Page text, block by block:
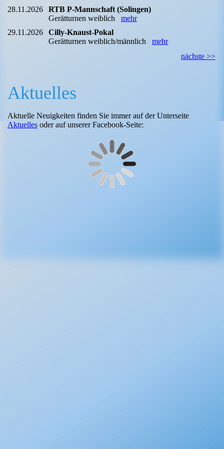
28.11.2026
RTB P-Mannschaft (Solingen)
Gerätturnen weiblich mehr
29.11.2026
Cilly-Knaust-Pokal
Gerätturnen weiblich/männlich mehr
nächste >>
Aktuelles
Aktuelle Neuigkeiten finden Sie immer auf der Unterseite
Aktuelles oder auf unserer Facebook-Seite: